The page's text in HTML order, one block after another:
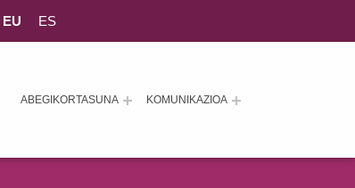
ABEGIKORTASUNA KOMUNIKAZIOA
EU ES